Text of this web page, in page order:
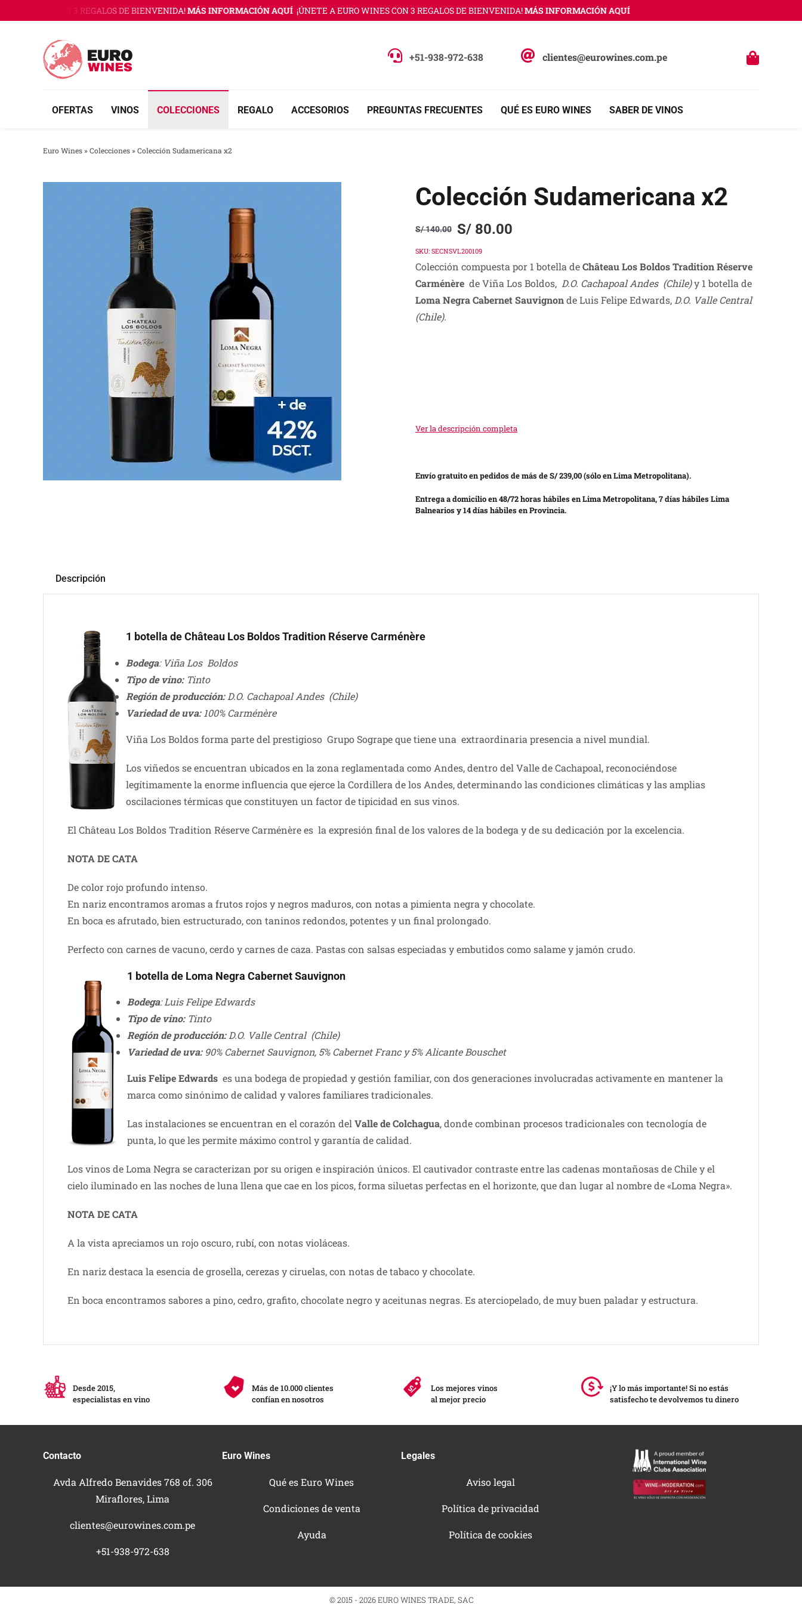
al
WINES CON 3 REGALOS DE BIENVENIDA!MÁS INFORMACIÓN AQUÍ ¡ÚNETE A EURO WINES CON 3 REGALOS DE BIENVENIDA!MÁS INFORMACIÓN AQUÍ
+51-938-972-638 clientes@eurowines.com.pe
OFERTAS VINOS COLECCIONES REGALO ACCESORIOS PREGUNTAS FRECUENTES QUÉ ES EURO WINES SABER DE VINOS
Euro Wines» Colecciones» Colección Sudamericana x2
Colección Sudamericana x2
S/140.00
Original
price
was:
S/ 140.00.
S/80.00
Current
price
is:
S/ 80.00.
SKU: SECNSVL200109
Colección compuesta por 1 botella deChâteau Los Boldos Tradition Réserve
Carménèrede Viña Los Boldos, D.O. Cachapoal Andes (Chile)y 1 botella de
Loma Negra Cabernet Sauvignonde Luis Felipe Edwards, D.O. Valle Central
(Chile).
Ver la descripción completa
Envío gratuito en pedidos de más de S/ 239,00 (sólo en Lima Metropolitana).
Entrega a domicilio en 48/72 horas hábiles en Lima Metropolitana, 7 días hábiles Lima
Balnearios y 14 días hábiles en Provincia.
Descripción
1 botella de Château Los Boldos Tradition Réserve Carménère
Bodega: Viña Los Boldos
Tipo de vino:Tinto
Región de producción:D.O. Cachapoal Andes (Chile)
Variedad de uva:100% Carménère
Viña Los Boldos forma parte del prestigioso Grupo Sogrape que tiene una extraordinaria presencia a nivel mundial.
Los viñedos se encuentran ubicados en la zona reglamentada como Andes, dentro del Valle de Cachapoal, reconociéndose
legítimamente la enorme influencia que ejerce la Cordillera de los Andes, determinando las condiciones climáticas y las amplias
oscilaciones térmicas que constituyen un factor de tipicidad en sus vinos.
El Château Los Boldos Tradition Réserve Carménère es la expresión final de los valores de la bodega y de su dedicación por la excelencia.
NOTA DE CATA
De color rojo profundo intenso.
En nariz encontramos aromas a frutos rojos y negros maduros, con notas a pimienta negra y chocolate.
En boca es afrutado, bien estructurado, con taninos redondos, potentes y un final prolongado.
Perfecto con carnes de vacuno, cerdo y carnes de caza. Pastas con salsas especiadas y embutidos como salame y jamón crudo.
1 botella de Loma Negra Cabernet Sauvignon
Bodega: Luis Felipe Edwards
Tipo de vino:Tinto
Región de producción:D.O. Valle Central (Chile)
Variedad de uva:90% Cabernet Sauvignon, 5% Cabernet Franc y 5% Alicante Bouschet
Luis Felipe Edwards es una bodega de propiedad y gestión familiar, con dos generaciones involucradas activamente en mantener la
marca como sinónimo de calidad y valores familiares tradicionales.
Las instalaciones se encuentran en el corazón delValle de Colchagua, donde combinan procesos tradicionales con tecnología de
punta, lo que les permite máximo control y garantía de calidad.
Los vinos de Loma Negra se caracterizan por su origen e inspiración únicos. El cautivador contraste entre las cadenas montañosas de Chile y el
cielo iluminado en las noches de luna llena que cae en los picos, forma siluetas perfectas en el horizonte, que dan lugar al nombre de «Loma Negra».
NOTA DE CATA
A la vista apreciamos un rojo oscuro, rubí, con notas violáceas.
En nariz destaca la esencia de grosella, cerezas y ciruelas, con notas de tabaco y chocolate.
En boca encontramos sabores a pino, cedro, grafito, chocolate negro y aceitunas negras. Es aterciopelado, de muy buen paladar y estructura.
Desde 2015,
especialistas en vino
Más de 10.000 clientes
confían en nosotros
Los mejores vinos
al mejor precio
¡Y lo más importante! Si no estás
satisfecho te devolvemos tu dinero
Contacto
Avda Alfredo Benavides 768 of. 306
Miraflores, Lima
clientes@eurowines.com.pe
+51-938-972-638
Euro Wines
Qué es Euro Wines
Condiciones de venta
Ayuda
Legales
Aviso legal
Política de privacidad
Política de cookies
© 2015 - 2026 EURO WINES TRADE, SAC